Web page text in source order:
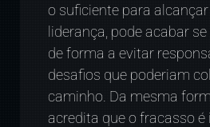
o suficiente para
liderança, pode acabar
de forma a evitar
desafios que poderiam
caminho. Da mesma
acredita que o fracasso é